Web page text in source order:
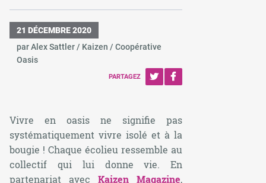
21 DÉCEMBRE 2020
par Alex Sattler / Kaizen / Coopérative
Oasis
PARTAGEZ
Vivre en oasis ne signifie pas
systématiquement vivre isolé et à la
bougie ! Chaque écolieu ressemble au
collectif qui lui donne vie. En
partenariat avecKaizen Magazine,